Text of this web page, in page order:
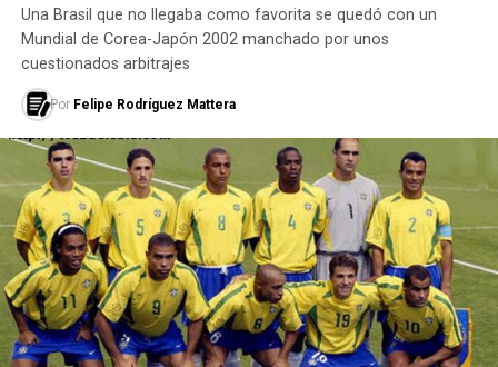
Una Brasil que no llegaba como favorita se quedó con un
Mundial de Corea-Japón 2002 manchado por unos
cuestionados arbitrajes
Por Felipe Rodríguez Mattera